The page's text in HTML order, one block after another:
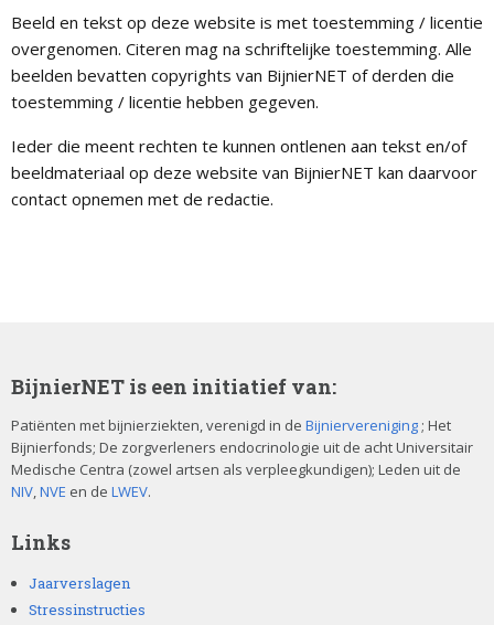
Beeld en tekst op deze website is met toestemming / licentie
overgenomen. Citeren mag na schriftelijke toestemming. Alle
beelden bevatten copyrights van BijnierNET of derden die
toestemming / licentie hebben gegeven.
Ieder die meent rechten te kunnen ontlenen aan tekst en/of
beeldmateriaal op deze website van BijnierNET kan daarvoor
contact opnemen met de redactie.
BijnierNET is een initiatief van:
Patiënten met bijnierziekten, verenigd in de Bijniervereniging ; Het
Bijnierfonds; De zorgverleners endocrinologie uit de acht Universitair
Medische Centra (zowel artsen als verpleegkundigen); Leden uit de
NIV,NVE en de LWEV.
Links
Jaarverslagen
Stressinstructies